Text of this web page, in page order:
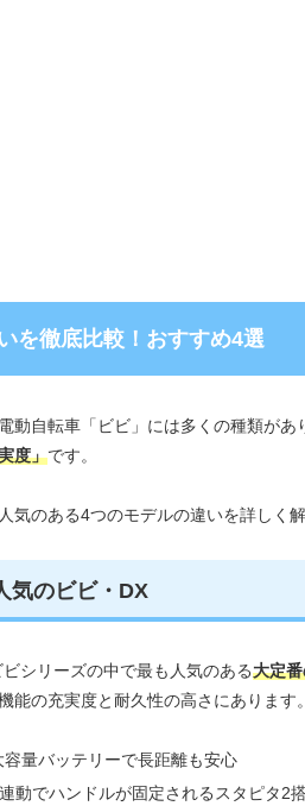
を徹底比較！おすすめ4選
動自転車「ビビ」には多くの種類があ
度」です。
気のある4つのモデルの違いを詳しく解
気のビビ・DX
シリーズの中で最も人気のある大定
能の充実度と耐久性の高さにあります。
容量バッテリーで長距離も安心
動でハンドルが固定されるスタピタ2